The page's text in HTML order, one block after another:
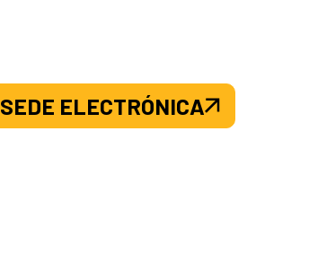
SEDE ELECTRÓNICA